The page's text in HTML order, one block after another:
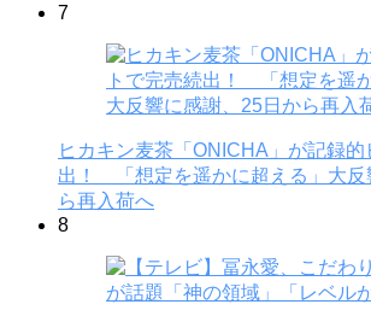
7
ヒカキン麦茶「ONICHA」が記録
出！ 「想定を遥かに超える」大反
ら再入荷へ
8